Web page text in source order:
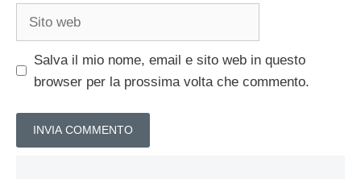
Salva il mio nome, email e sito web in questo
browser per la prossima volta che commento.